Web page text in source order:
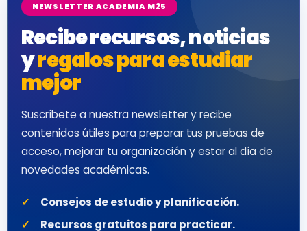
NEWSLETTER ACADEMIA M25
Recibe recursos, noticias
yregalos para estudiar
mejor
Suscríbete a nuestra newsletter y recibe
contenidos útiles para preparar tus pruebas de
acceso, mejorar tu organización y estar al día de
novedades académicas.
Consejos de estudio y planificación.
Recursos gratuitos para practicar.